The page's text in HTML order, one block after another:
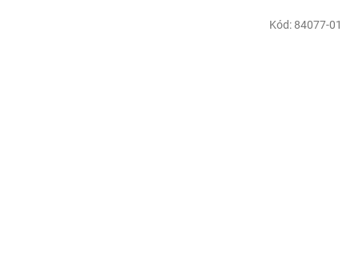
Kód: 84077-01